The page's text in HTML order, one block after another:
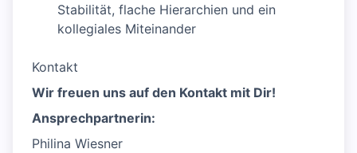
Stabilität, flache Hierarchien und ein
kollegiales Miteinander
Kontakt
Wir freuen uns auf den Kontakt mit Dir!
Ansprechpartnerin:
Philina Wiesner